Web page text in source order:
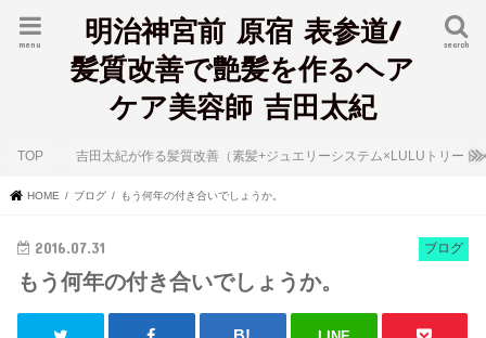
明治神宮前 原宿 表参道/
髪質改善で艶髪を作るヘア
ケア美容師 吉田太紀
search
menu
TOP 吉田太紀が作る髪質改善（素髪+ジュエリーシステム×LULUトリート
HOME ブログ もう何年の付き合いでしょうか。
ブログ
2016.07.31
もう何年の付き合いでしょうか。